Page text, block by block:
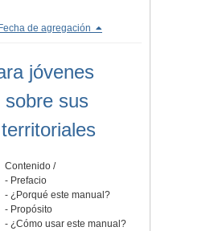
Fecha de agregación
jóvenes
sus
Contenido /
- Prefacio
- ¿Porqué este manual?
- Propósito
- ¿Cómo usar este manual?